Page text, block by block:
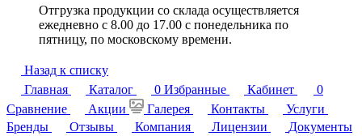
Отгрузка продукции со склада осуществляется
ежедневно с 8.00 до 17.00 с понедельника по
пятницу, по московскому времени.
Назад к списку
Главная
Каталог 0 Избранные Кабинет
0
Сравнение
Акции Галерея Контакты
Услуги
Бренды
Отзывы Компания Лицензии
Документы